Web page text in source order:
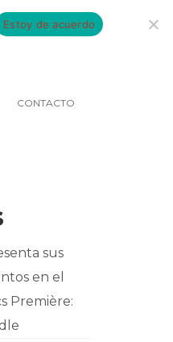
CONTACTO
sus
en el
Première:
Estoy de acuerdo